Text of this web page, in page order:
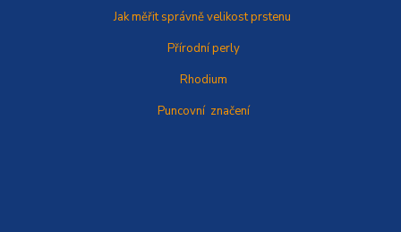
Jak měřit správněvelikost prstenu
Přírodní perly
Rhodium
Puncovní značení